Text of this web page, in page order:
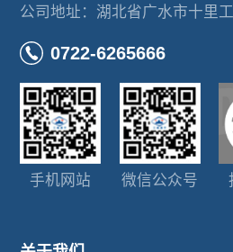
公司地址：湖北省广水市十里
0722-6265666
手机网站 微信公众号